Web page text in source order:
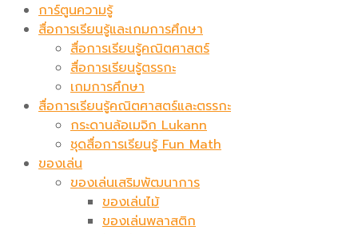
การ์ตูนความรู้
สื่อการเรียนรู้และเกมการศึกษา
สื่อการเรียนรู้คณิตศาสตร์
สื่อการเรียนรู้ตรรกะ
เกมการศึกษา
สื่อการเรียนรู้คณิตศาสตร์และตรรกะ
กระดานล้อเมจิก​ Lukann
ชุดสื่อการเรียนรู้ Fun Math
ของเล่น
ของเล่นเสริมพัฒนาการ
ของเล่นไม้
ของเล่นพลาสติก